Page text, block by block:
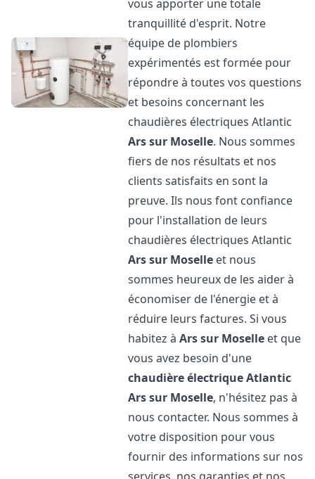
vous apporter une totale
tranquillité d'esprit. Notre
équipe de plombiers
expérimentés est formée pour
répondre à toutes vos questions
et besoins concernant les
chaudières électriques Atlantic
Ars sur Moselle. Nous sommes
fiers de nos résultats et nos
clients satisfaits en sont la
preuve. Ils nous font confiance
pour l'installation de leurs
chaudières électriques Atlantic
Ars sur Moselle et nous
sommes heureux de les aider à
économiser de l'énergie et à
réduire leurs factures. Si vous
habitez àArs sur Moselle et que
vous avez besoin d'une
chaudière électrique Atlantic
Ars sur Moselle, n'hésitez pas à
nous contacter. Nous sommes à
votre disposition pour vous
fournir des informations sur nos